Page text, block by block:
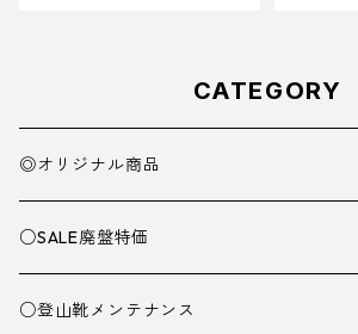
CATEGORY
◎オリジナル商品
○SALE廃盤特価
○登山靴メンテナンス